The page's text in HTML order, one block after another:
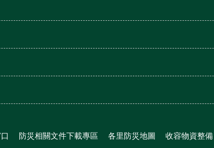
防災相關文件下載專區 各里防災地圖 收容物資整備